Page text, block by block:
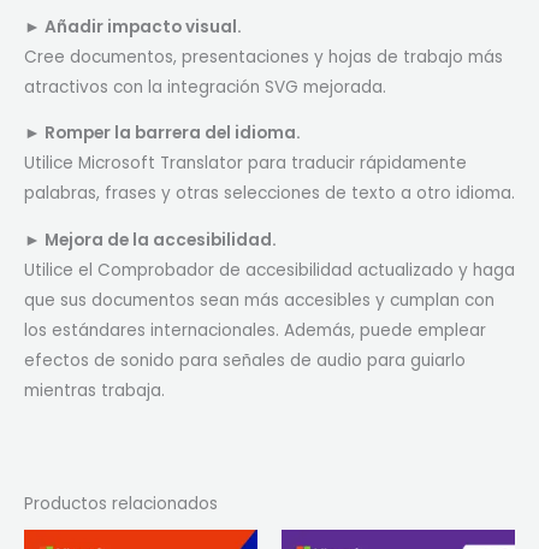
► Añadir impacto visual.
Cree documentos, presentaciones y hojas de trabajo más
atractivos con la integración SVG mejorada.
► Romper la barrera del idioma.
Utilice Microsoft Translator para traducir rápidamente
palabras, frases y otras selecciones de texto a otro idioma.
► Mejora de la accesibilidad.
Utilice el Comprobador de accesibilidad actualizado y haga
que sus documentos sean más accesibles y cumplan con
los estándares internacionales. Además, puede emplear
efectos de sonido para señales de audio para guiarlo
mientras trabaja.
Productos relacionados